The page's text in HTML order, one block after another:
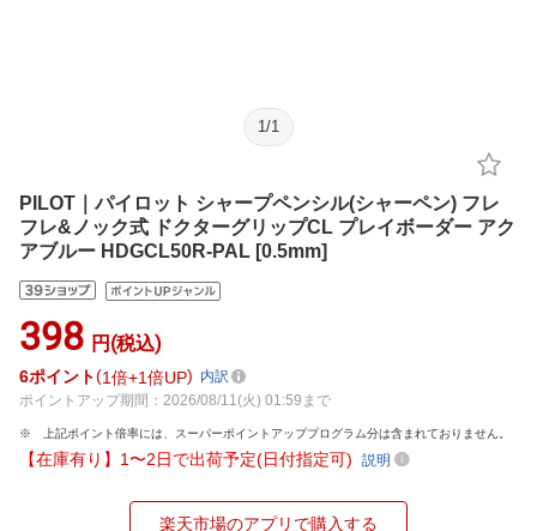
1 /1
PILOT｜パイロット シャープペンシル(シャーペン) フレ
フレ&ノック式 ドクターグリップCL プレイボーダー アク
アブルー HDGCL50R-PAL [0.5mm]
398 円(税込)
6ポイント 1倍 1倍UP
内訳
ポイントアップ期間：2026/08/11(火) 01:59まで
上記ポイント倍率には、スーパーポイントアッププログラム分は含まれておりません。
【在庫有り】1〜2日で出荷予定(日付指定可) 説明
楽天市場のアプリで購入する